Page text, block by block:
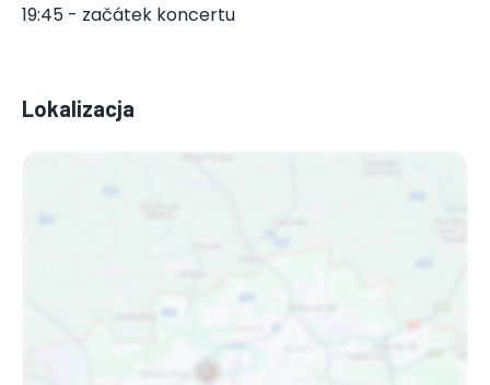
19:45 - začátek koncertu
Lokalizacja